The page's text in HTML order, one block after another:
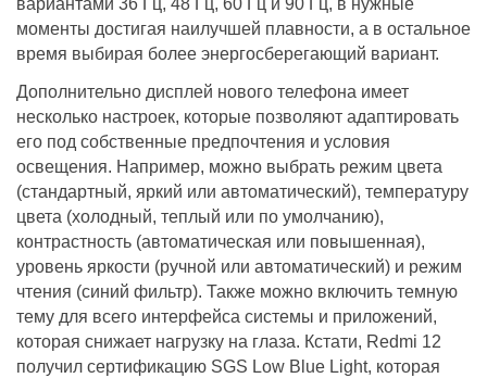
вариантами 36 Гц, 48 Гц, 60 Гц и 90 Гц, в нужные
моменты достигая наилучшей плавности, а в остальное
время выбирая более энергосберегающий вариант.
Дополнительно дисплей нового телефона имеет
несколько настроек, которые позволяют адаптировать
его под собственные предпочтения и условия
освещения. Например, можно выбрать режим цвета
(стандартный, яркий или автоматический), температуру
цвета (холодный, теплый или по умолчанию),
контрастность (автоматическая или повышенная),
уровень яркости (ручной или автоматический) и режим
чтения (синий фильтр). Также можно включить темную
тему для всего интерфейса системы и приложений,
которая снижает нагрузку на глаза. Кстати, Redmi 12
получил сертификацию SGS Low Blue Light, которая